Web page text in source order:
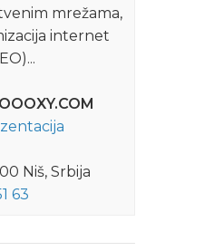
mrežama,
internet
Niš, Srbija
63